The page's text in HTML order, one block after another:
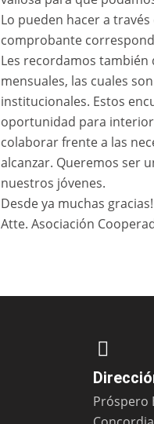
Lo pueden hacer a través
comprobante
Les recordamos
mensuales, las cuales
institucionales. Estos
oportunidad para
colaborar frente a las
alcanzar. Queremos ser
nuestros jóvenes.
Desde ya muchas gracias!
Atte. Asociación
Próspero